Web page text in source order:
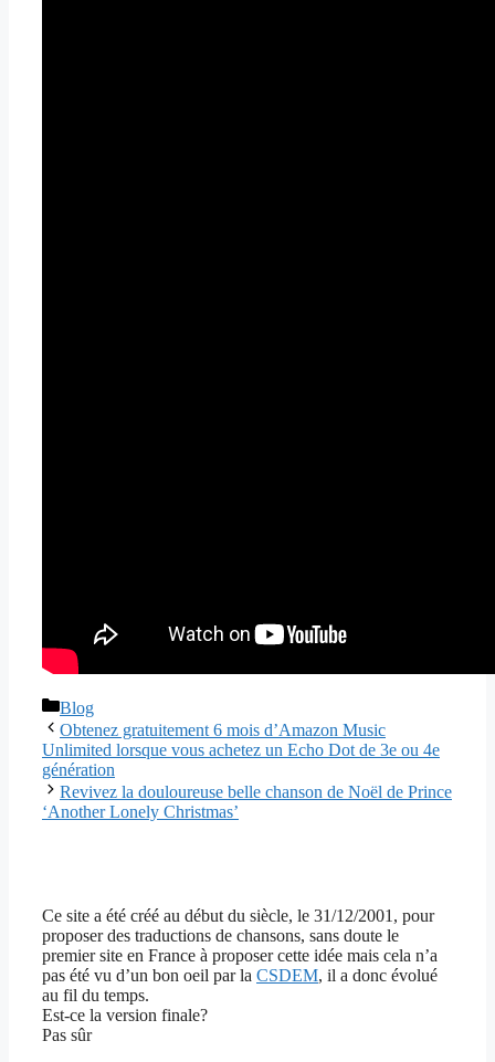
Catégories
Blog
Obtenez gratuitement 6 mois d’Amazon Music
Unlimited lorsque vous achetez un Echo Dot de 3e ou 4e
génération
Revivez la douloureuse belle chanson de Noël de Prince
‘Another Lonely Christmas’
Ce site a été créé au début du siècle, le 31/12/2001, pour
proposer des traductions de chansons, sans doute le
premier site en France à proposer cette idée mais cela n’a
pas été vu d’un bon oeil par la CSDEM, il a donc évolué
au fil du temps.
Est-ce la version finale?
Pas sûr